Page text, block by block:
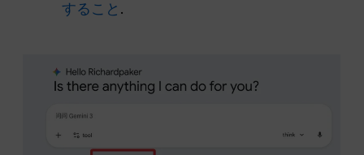
すること .